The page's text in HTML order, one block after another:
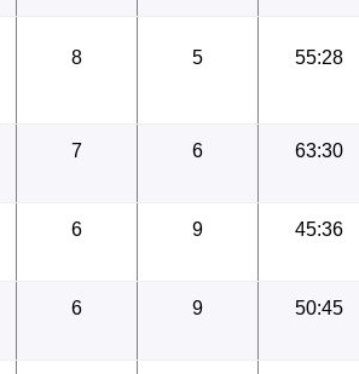
8 5 55:28
7 6 63:30
6 9 45:36
6 9 50:45